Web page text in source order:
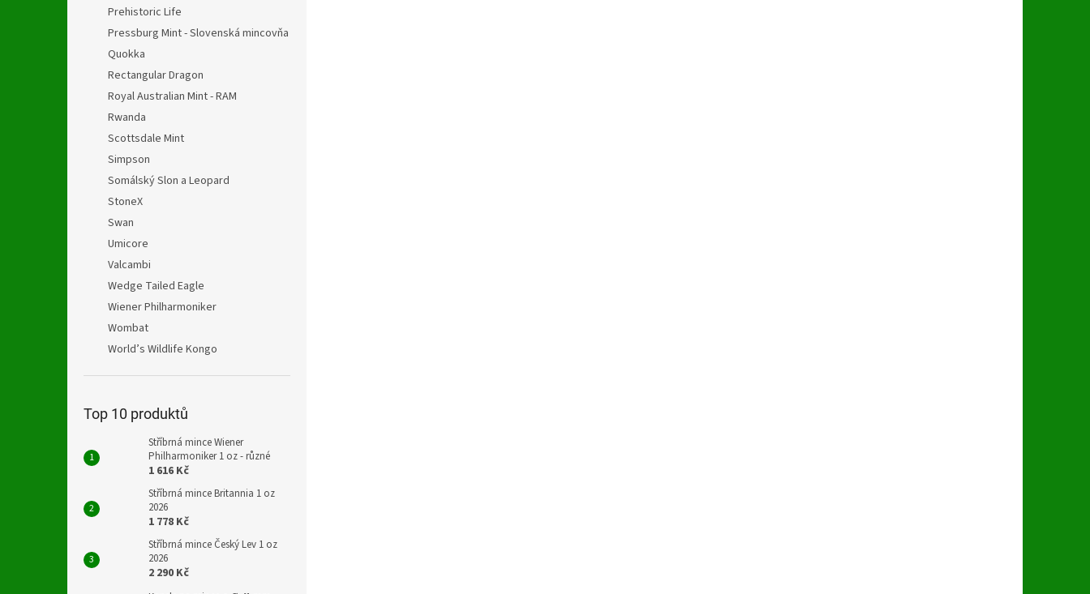
Prehistoric Life
Pressburg Mint - Slovenská mincovňa
Quokka
Rectangular Dragon
Royal Australian Mint - RAM
Rwanda
Scottsdale Mint
Simpson
Somálský Slon a Leopard
StoneX
Swan
Umicore
Valcambi
Wedge Tailed Eagle
Wiener Philharmoniker
Wombat
World’s Wildlife Kongo
Top 10 produktů
Stříbrná mince Wiener
Philharmoniker 1 oz - různé
1 616 Kč
Stříbrná mince Britannia 1 oz
2026
1 778 Kč
Stříbrná mince Český Lev 1 oz
2026
2 290 Kč